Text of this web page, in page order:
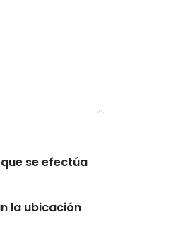
se efectúa
la ubicación